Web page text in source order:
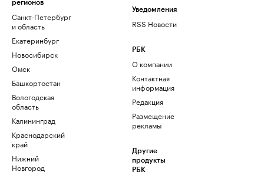
регионов
Санкт-Петербург
и область
Екатеринбург
Новосибирск
Омск
Башкортостан
Вологодская
область
Калининград
Краснодарский
край
Нижний
Новгород
Уведомления
RSS Новости
РБК
О компании
Контактная
информация
Редакция
Размещение
рекламы
Другие
продукты
РБК